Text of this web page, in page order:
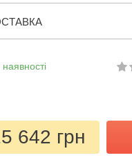
642 грн